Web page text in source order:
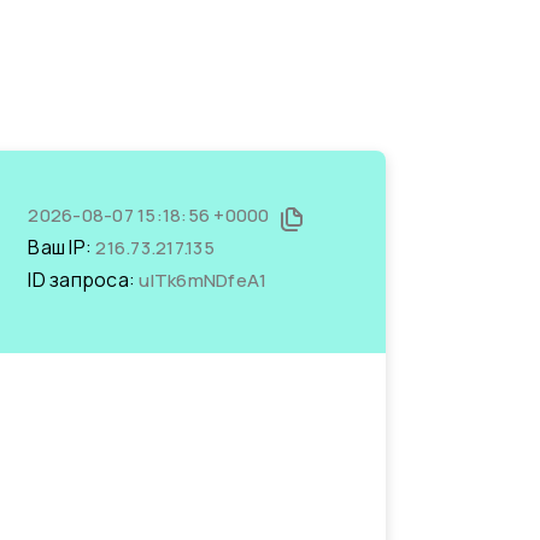
2026-08-07 15:18:56 +0000
Ваш IP:216.73.217.135
ID запроса:uITk6mNDfeA1